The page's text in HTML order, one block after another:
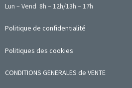
Lun – Vend 8h – 12h/13h – 17h
Politique de confidentialité
Politiques des cookies
CONDITIONS GENERALES de VENTE